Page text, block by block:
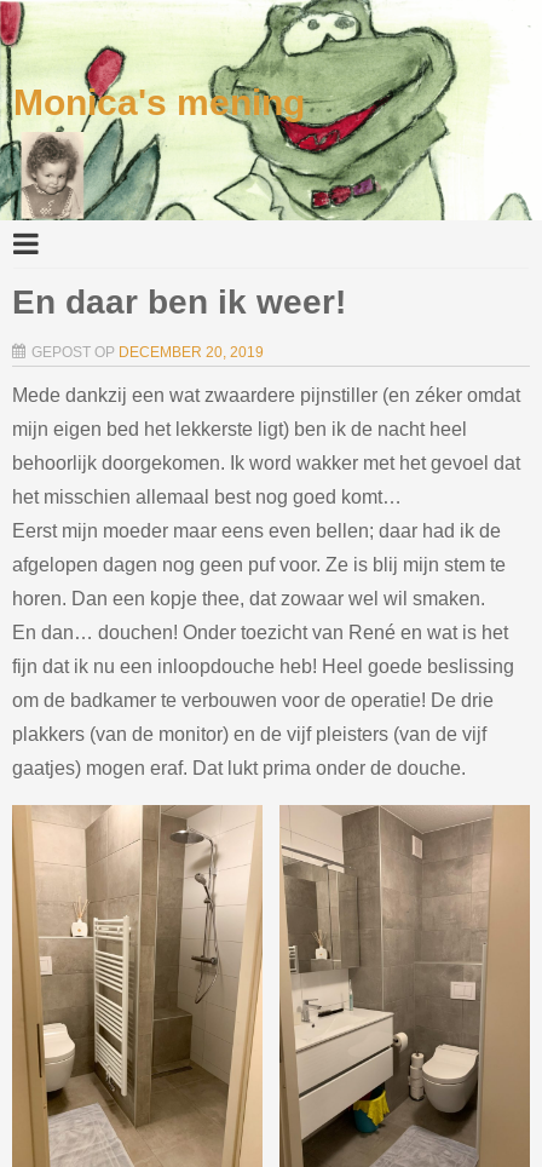
Monica's mening
En daar ben ik weer!
GEPOST OP DECEMBER 20, 2019
Mede dankzij een wat zwaardere pijnstiller (en zéker omdat
mijn eigen bed het lekkerste ligt) ben ik de nacht heel
behoorlijk doorgekomen. Ik word wakker met het gevoel dat
het misschien allemaal best nog goed komt…
Eerst mijn moeder maar eens even bellen; daar had ik de
afgelopen dagen nog geen puf voor. Ze is blij mijn stem te
horen. Dan een kopje thee, dat zowaar wel wil smaken.
En dan… douchen! Onder toezicht van René en wat is het
fijn dat ik nu een inloopdouche heb! Heel goede beslissing
om de badkamer te verbouwen voor de operatie! De drie
plakkers (van de monitor) en de vijf pleisters (van de vijf
gaatjes) mogen eraf. Dat lukt prima onder de douche.